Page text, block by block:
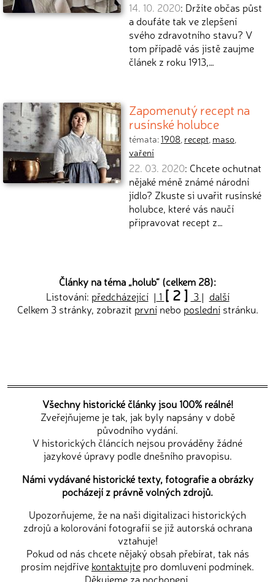
14. 10. 2020: Držíte občas půst
a doufáte tak ve zlepšení
svého zdravotního stavu? V
tom případě vás jistě zaujme
článek z roku 1913,…
Zapomenutý recept na
rusínské holubce
témata:1908, recept, maso,
vaření
22. 03. 2020: Chcete ochutnat
nějaké méně známé národní
jídlo? Zkuste si uvařit rusínské
holubce, které vás naučí
připravovat recept z…
Články na téma „holub“ (celkem 28):
Listování: předcházející| 1 [ 2 ] 3 | další
Celkem 3 stránky, zobrazit prvnínebo poslednístránku.
Všechny historické články jsou 100% reálné!
Zveřejňujeme je tak, jak byly napsány v době
původního vydání.
V historických článcích nejsou prováděny žádné
jazykové úpravy podle dnešního pravopisu.
Námi vydávané historické texty, fotografie a obrázky
pocházejí z právně volných zdrojů.
Upozorňujeme, že na naši digitalizaci historických
zdrojů a kolorování fotografií se již autorská ochrana
vztahuje!
Pokud od nás chcete nějaký obsah přebírat, tak nás
prosím nejdříve kontaktujte pro domluvení podmínek.
Děkujeme za pochopení.